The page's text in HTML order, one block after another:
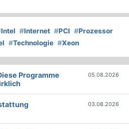
Intel #Internet #PCI #Prozessor
#Technologie #Xeon
Programme
05.08.2026
03.08.2026